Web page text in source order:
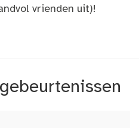
vrienden uit)!